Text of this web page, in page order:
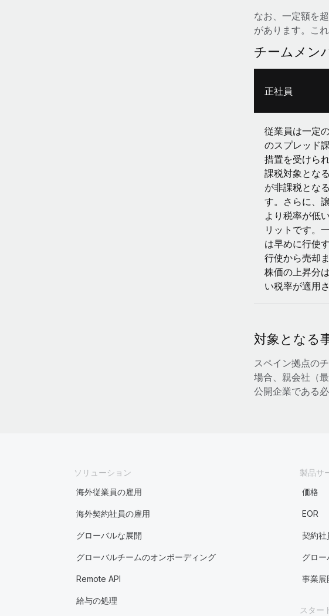
なお、一定額を
があります。こ
チームメン
正社員
従業員は一定
のスプレッド
措置を受けら
課税対象とな
が非課税とな
す。さらに、
より税率が低
リットです。
は早めに行使
行使から売却
株価の上昇分
い税率が適用
対象となる
スペイン拠点の
場合、親会社（
公開企業である
ソリューション
海外従業員の雇用
海外契約社員の雇用
グローバルな展開
グローバルチームのオンボーディング
Remote API
給与の処理
製品サ
価格
EOR
契約社
グロー
事業展
スター